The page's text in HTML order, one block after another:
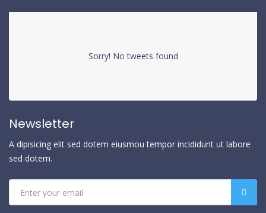
Sorry! No tweets found
Newsletter
A dipisicing elit sed dotem eiusmou tempor incididunt ut labore
sed dotem.